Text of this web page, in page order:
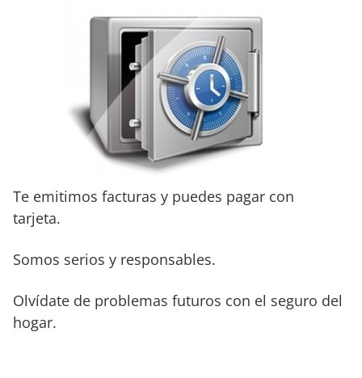
Te emitimos facturas y puedes pagar con
tarjeta.
Somos serios y responsables.
Olvídate de problemas futuros con el seguro del
hogar.